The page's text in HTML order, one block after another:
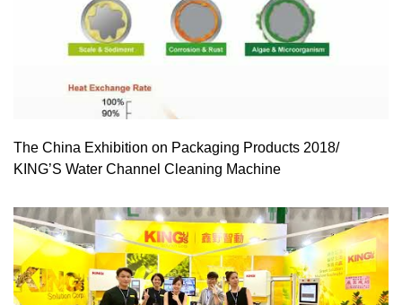
The China Exhibition on Packaging Products 2018/
KING’S Water Channel Cleaning Machine